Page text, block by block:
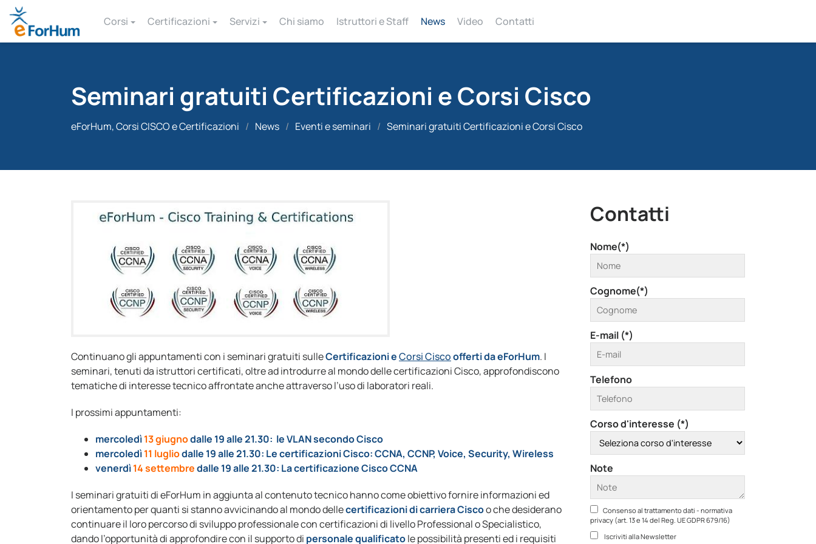
Corsi Certificazioni Servizi Chi siamo Istruttori e Staff News Video Contatti
Seminari gratuiti Certificazioni e Corsi Cisco
eForHum, Corsi CISCO e Certificazioni / News / Eventi e seminari / Seminari gratuiti Certificazioni e Corsi Cisco
Continuano gli appuntamenti con i seminari gratuiti sulleCertificazioni eCorsi Ciscoofferti da eForHum. I
seminari, tenuti da istruttori certificati, oltre ad introdurre al mondo delle certificazioni Cisco, approfondiscono
tematiche di interesse tecnico affrontate anche attraverso l’uso di laboratori reali.
I prossimi appuntamenti:
mercoledì13 giugnodalle 19 alle 21.30: le VLAN secondo Cisco
mercoledì11 lugliodalle 19 alle 21.30: Le certificazioni Cisco: CCNA, CCNP, Voice, Security, Wireless
venerdì14 settembredalle 19 alle 21.30: La certificazione Cisco CCNA
I seminari gratuiti di eForHum in aggiunta al contenuto tecnico hanno come obiettivo fornire informazioni ed
orientamento per quanti si stanno avvicinando al mondo dellecertificazioni di carriera Ciscoo che desiderano
continuare il loro percorso di sviluppo professionale con certificazioni di livello Professional o Specialistico,
dando l’opportunità di approfondire con il supporto di personale qualificatole possibilità presenti ed i requisiti
Contatti
Nome(*)
Cognome(*)
E-mail (*)
Telefono
Corso d'interesse (*)
Note
Consenso al trattamento dati - normativa
privacy (art. 13 e 14 del Reg. UE GDPR 679/16)
Iscriviti alla Newsletter